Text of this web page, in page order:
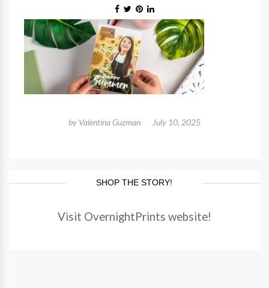
by Valentina Guzman July 10, 2025
SHOP THE STORY!
Visit OvernightPrints website!